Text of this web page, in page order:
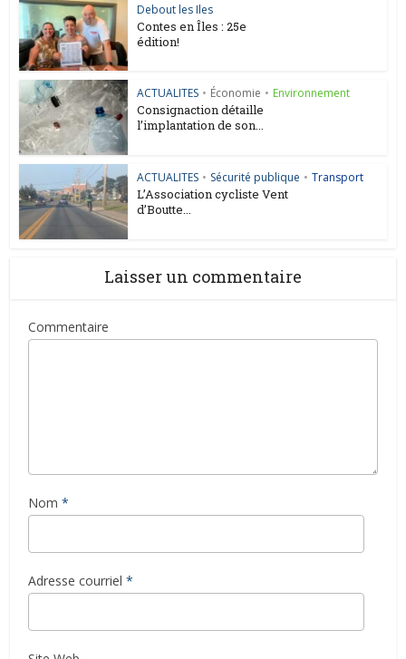
Debout les Iles
Contes en Îles : 25e
édition!
ACTUALITES • Économie • Environnement
Consignaction détaille
l’implantation de son...
ACTUALITES • Sécurité publique • Transport
L’Association cycliste Vent
d’Boutte...
Laisser un commentaire
Commentaire
Nom *
Adresse courriel *